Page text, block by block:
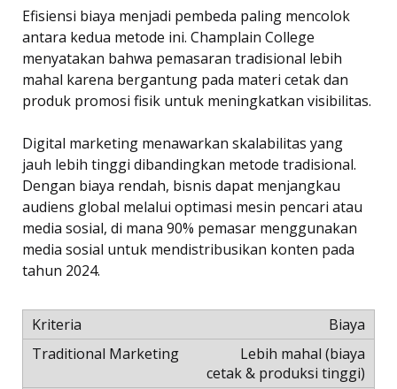
Efisiensi biaya menjadi pembeda paling mencolok
antara kedua metode ini. Champlain College
menyatakan bahwa pemasaran tradisional lebih
mahal karena bergantung pada materi cetak dan
produk promosi fisik untuk meningkatkan visibilitas.
Digital marketing menawarkan skalabilitas yang
jauh lebih tinggi dibandingkan metode tradisional.
Dengan biaya rendah, bisnis dapat menjangkau
audiens global melalui optimasi mesin pencari atau
media sosial, di mana 90% pemasar menggunakan
media sosial untuk mendistribusikan konten pada
tahun 2024.
Biaya
Lebih mahal (biaya
cetak & produksi tinggi)